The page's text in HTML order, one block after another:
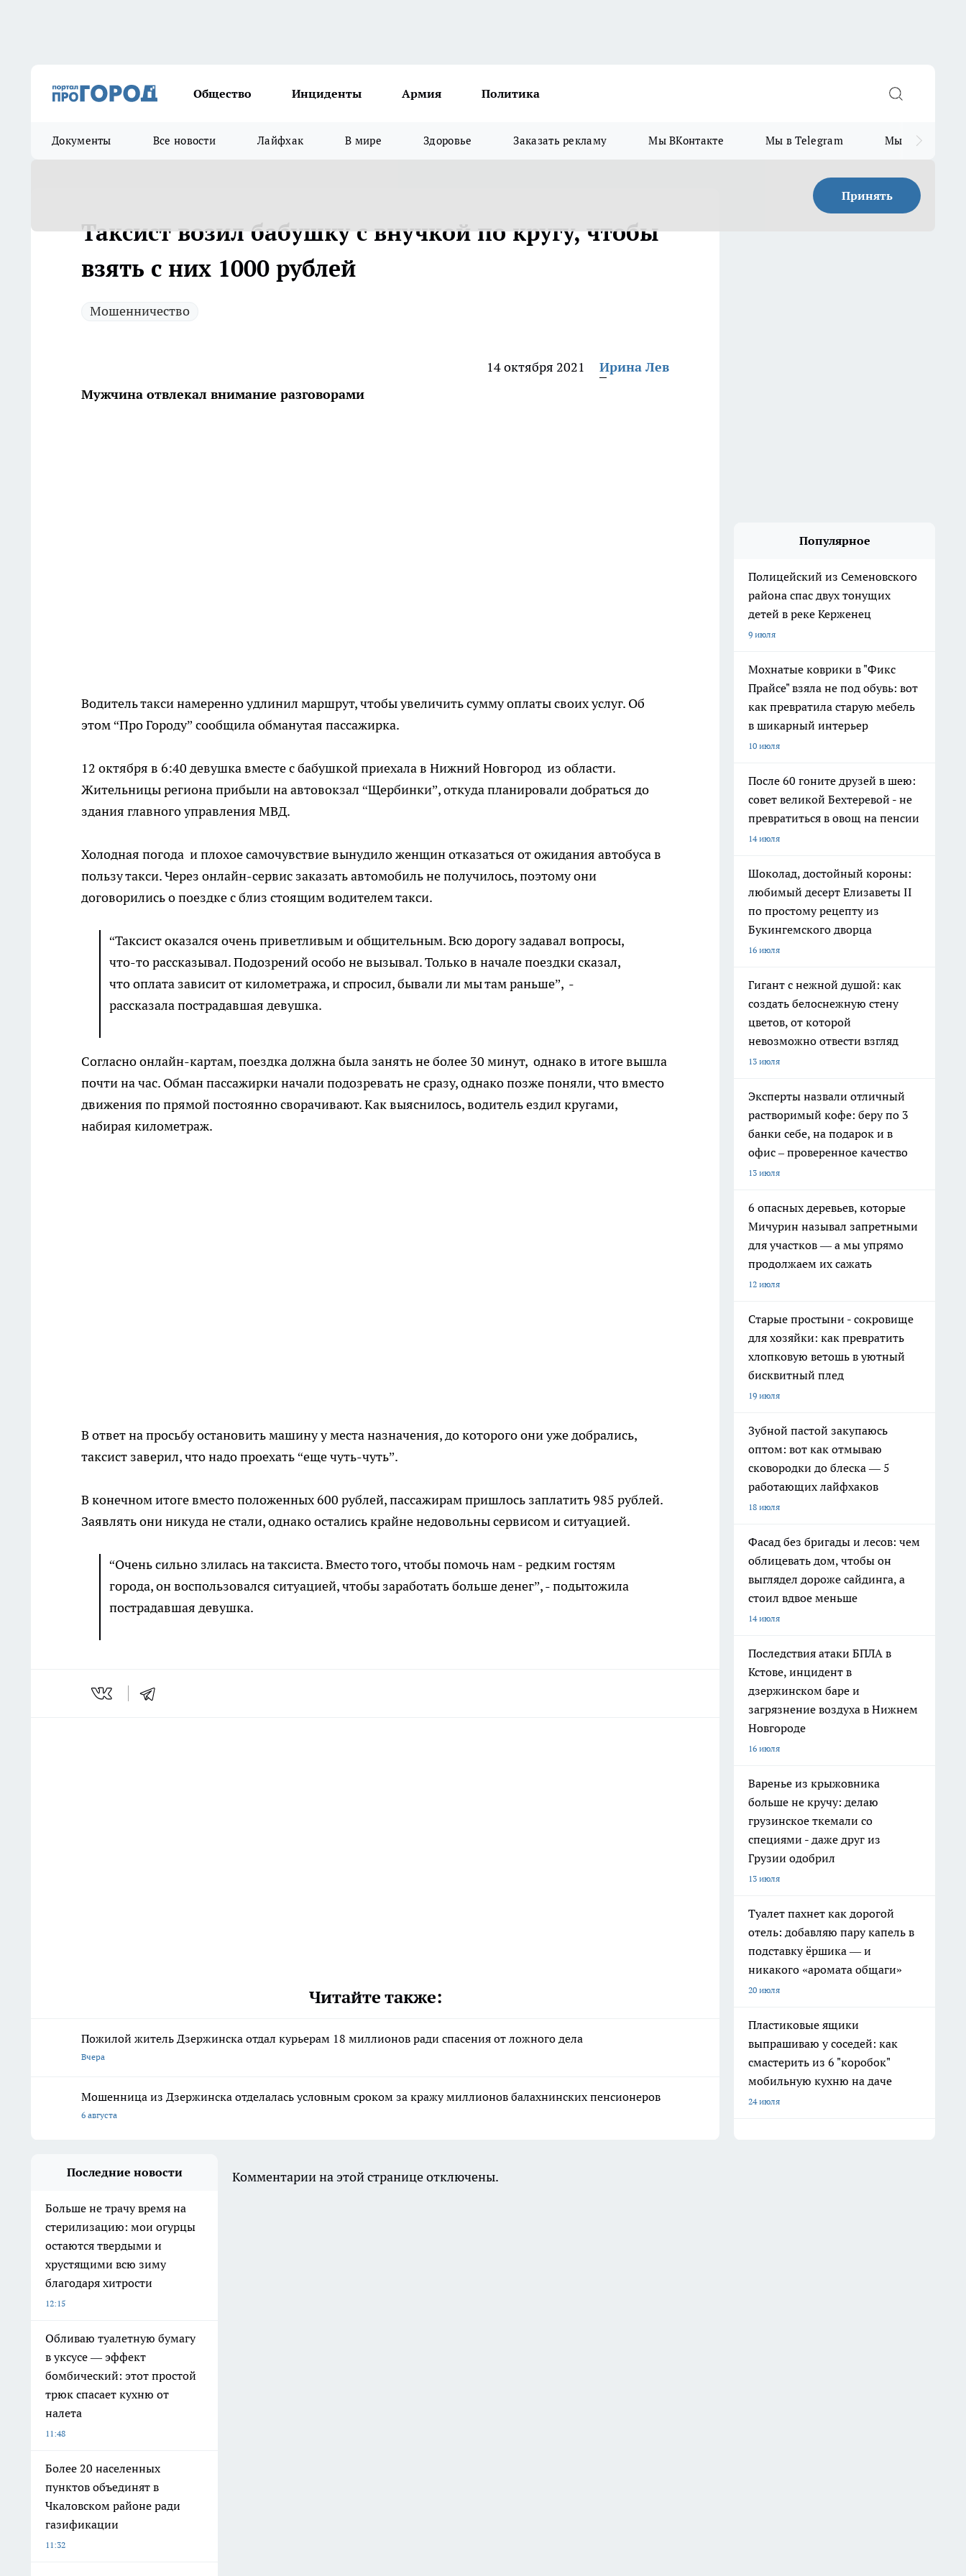
Общество Инциденты Армия Политика
Документы Все новости Лайфхак В мире Здоровье Заказать рекламу Мы ВКонтакте Мы в Telegram Мы в MAX
Принять
Таксист возил бабушку с внучкой по кругу, чтобы
взять с них 1000 рублей
Мошенничество
14 октября 2021
Ирина Лев
Мужчина отвлекал внимание разговорами
Водитель такси намеренно удлинил маршрут, чтобы увеличить сумму оплаты своих услуг. Об
этом “Про Городу” сообщила обманутая пассажирка.
12 октября в 6:40 девушка вместе с бабушкой приехала в Нижний Новгород из области.
Жительницы региона прибыли на автовокзал “Щербинки”, откуда планировали добраться до
здания главного управления МВД.
Холодная погода и плохое самочувствие вынудило женщин отказаться от ожидания автобуса в
пользу такси. Через онлайн-сервис заказать автомобиль не получилось, поэтому они
договорились о поездке с близ стоящим водителем такси.
“Таксист оказался очень приветливым и общительным. Всю дорогу задавал вопросы,
что-то рассказывал. Подозрений особо не вызывал. Только в начале поездки сказал,
что оплата зависит от километража, и спросил, бывали ли мы там раньше”, -
рассказала пострадавшая девушка.
Согласно онлайн-картам, поездка должна была занять не более 30 минут, однако в итоге вышла
почти на час. Обман пассажирки начали подозревать не сразу, однако позже поняли, что вместо
движения по прямой постоянно сворачивают. Как выяснилось, водитель ездил кругами,
набирая километраж.
В ответ на просьбу остановить машину у места назначения, до которого они уже добрались,
таксист заверил, что надо проехать “еще чуть-чуть”.
В конечном итоге вместо положенных 600 рублей, пассажирам пришлось заплатить 985 рублей.
Заявлять они никуда не стали, однако остались крайне недовольны сервисом и ситуацией.
“Очень сильно злилась на таксиста. Вместо того, чтобы помочь нам - редким гостям
города, он воспользовался ситуацией, чтобы заработать больше денег”, - подытожила
пострадавшая девушка.
Читайте также:
Пожилой житель Дзержинска отдал курьерам 18 миллионов ради спасения от ложного дела
Вчера
Мошенница из Дзержинска отделалась условным сроком за кражу миллионов балахнинских пенсионеров
6 августа
Популярное
Полицейский из Семеновского
района спас двух тонущих
детей в реке Керженец
9 июля
Мохнатые коврики в "Фикс
Прайсе" взяла не под обувь: вот
как превратила старую мебель
в шикарный интерьер
10 июля
После 60 гоните друзей в шею:
совет великой Бехтеревой - не
превратиться в овощ на пенсии
14 июля
Шоколад, достойный короны:
любимый десерт Елизаветы II
по простому рецепту из
Букингемского дворца
16 июля
Гигант с нежной душой: как
создать белоснежную стену
цветов, от которой
невозможно отвести взгляд
13 июля
Эксперты назвали отличный
растворимый кофе: беру по 3
банки себе, на подарок и в
офис – проверенное качество
13 июля
6 опасных деревьев, которые
Мичурин называл запретными
для участков — а мы упрямо
продолжаем их сажать
12 июля
Старые простыни - сокровище
для хозяйки: как превратить
хлопковую ветошь в уютный
бисквитный плед
19 июля
Зубной пастой закупаюсь
оптом: вот как отмываю
сковородки до блеска — 5
работающих лайфхаков
18 июля
Фасад без бригады и лесов: чем
облицевать дом, чтобы он
выглядел дороже сайдинга, а
стоил вдвое меньше
14 июля
Последствия атаки БПЛА в
Кстове, инцидент в
дзержинском баре и
загрязнение воздуха в Нижнем
Новгороде
16 июля
Варенье из крыжовника
больше не кручу: делаю
грузинское ткемали со
специями - даже друг из
Грузии одобрил
13 июля
Туалет пахнет как дорогой
отель: добавляю пару капель в
подставку ёршика — и
никакого «аромата общаги»
20 июля
Пластиковые ящики
выпрашиваю у соседей: как
смастерить из 6 "коробок"
мобильную кухню на даче
24 июля
Последние новости
Больше не трачу время на
стерилизацию: мои огурцы
остаются твердыми и
хрустящими всю зиму
благодаря хитрости
12:15
Обливаю туалетную бумагу
в уксусе — эффект
бомбический: этот простой
трюк спасает кухню от
налета
11:48
Более 20 населенных
пунктов объединят в
Чкаловском районе ради
газификации
11:32
Комментарии на этой странице отключены.